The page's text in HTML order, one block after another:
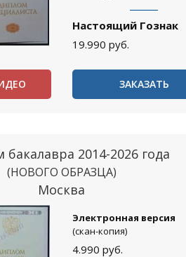
Настоящий Гознак
19.990 руб.
ЗАКАЗАТЬ
2014-2026 года
(НОВОГО ОБРАЗЦА)
Москва
Электронная версия
(скан-копия)
4.990 руб.